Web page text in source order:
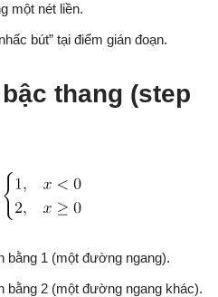
một nét liền.
bút” tại điểm gián đoạn.
thang (step
bằng 1 (một đường ngang).
bằng 2 (một đường ngang khác).